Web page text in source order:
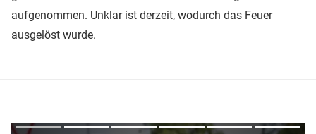
aufgenommen. Unklar ist derzeit, wodurch das Feuer
ausgelöst wurde.